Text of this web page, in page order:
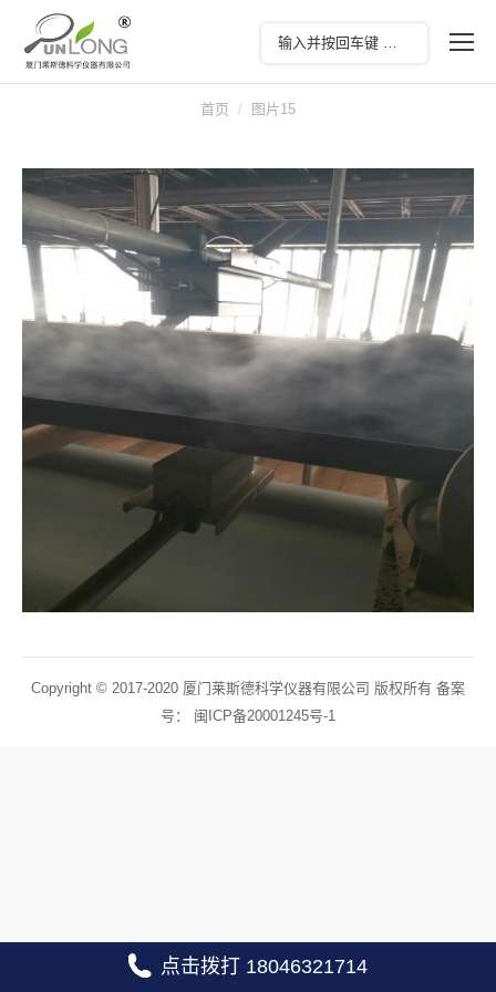
首页 图片15
Copyright © 2017-2020 厦门莱斯德科学仪器有限公司 版权所有 备案
号： 闽ICP备20001245号-1
点击拨打 18046321714